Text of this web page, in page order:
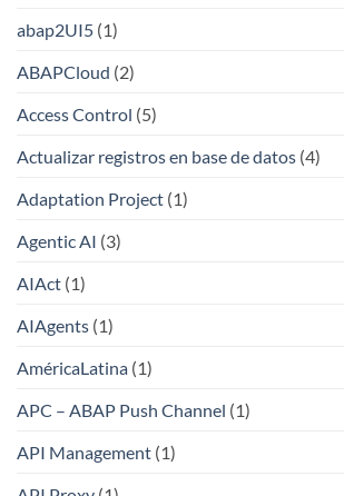
abap2UI5 (1)
ABAPCloud (2)
Access Control (5)
Actualizar registros en base de datos (4)
Adaptation Project (1)
Agentic AI (3)
AIAct (1)
AIAgents (1)
AméricaLatina (1)
APC – ABAP Push Channel (1)
API Management (1)